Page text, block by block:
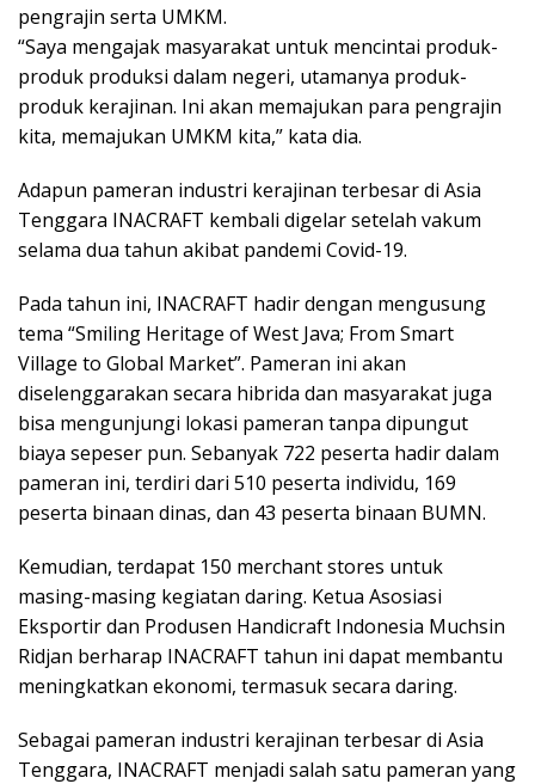
pengrajin serta UMKM.
“Saya mengajak masyarakat untuk mencintai produk-
produk produksi dalam negeri, utamanya produk-
produk kerajinan. Ini akan memajukan para pengrajin
kita, memajukan UMKM kita,” kata dia.
Adapun pameran industri kerajinan terbesar di Asia
Tenggara INACRAFT kembali digelar setelah vakum
selama dua tahun akibat pandemi Covid-19.
Pada tahun ini, INACRAFT hadir dengan mengusung
tema “Smiling Heritage of West Java; From Smart
Village to Global Market”. Pameran ini akan
diselenggarakan secara hibrida dan masyarakat juga
bisa mengunjungi lokasi pameran tanpa dipungut
biaya sepeser pun. Sebanyak 722 peserta hadir dalam
pameran ini, terdiri dari 510 peserta individu, 169
peserta binaan dinas, dan 43 peserta binaan BUMN.
Kemudian, terdapat 150 merchant stores untuk
masing-masing kegiatan daring. Ketua Asosiasi
Eksportir dan Produsen Handicraft Indonesia Muchsin
Ridjan berharap INACRAFT tahun ini dapat membantu
meningkatkan ekonomi, termasuk secara daring.
Sebagai pameran industri kerajinan terbesar di Asia
Tenggara, INACRAFT menjadi salah satu pameran yang